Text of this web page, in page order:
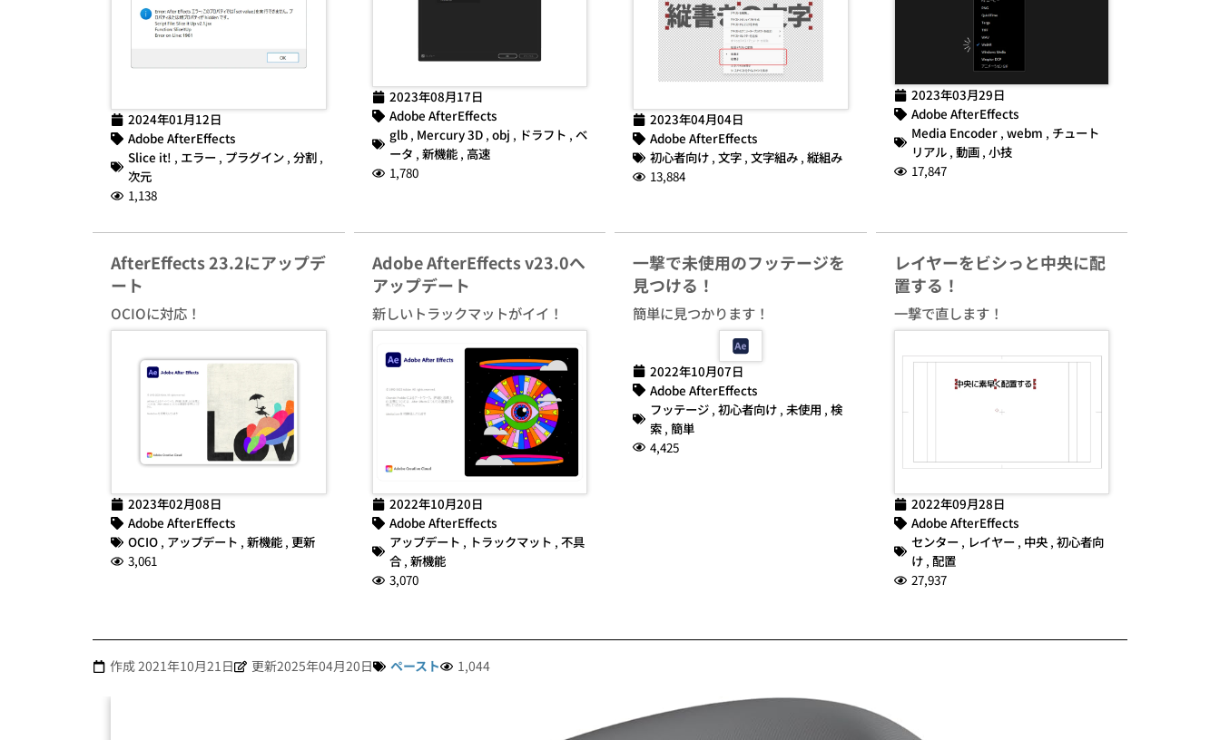
2024年01月12日
Adobe AfterEffects
Slice it! , エラー , プラグイン , 分割 ,
次元
1,138
2023年08月17日
Adobe AfterEffects
glb, Mercury 3D, obj , ドラフト , ベ
ータ , 新機能, 高速
1,780
2023年04月04日
Adobe AfterEffects
初心者向け , 文字 , 文字組み , 縦組み
13,884
2023年03月29日
Adobe AfterEffects
Media Encoder, webm , チュート
リアル, 動画, 小技
17,847
AfterEffects 23.2にアップデ
ート
OCIOに対応！
2023年02月08日
Adobe AfterEffects
OCIO , アップデート , 新機能 , 更新
3,061
Adobe AfterEffects v23.0へ
アップデート
新しいトラックマットがイイ！
2022年10月20日
Adobe AfterEffects
アップデート , トラックマット , 不具
合, 新機能
3,070
一撃で未使用のフッテージを
見つける！
簡単に見つかります！
2022年10月07日
Adobe AfterEffects
フッテージ , 初心者向け , 未使用 , 検
索 , 簡単
4,425
レイヤーをビシっと中央に配
置する！
一撃で直します！
2022年09月28日
Adobe AfterEffects
センター, レイヤー, 中央, 初心者向
け, 配置
27,937
作成2021年10月21日 更新2025年04月20日 ペースト 1,044